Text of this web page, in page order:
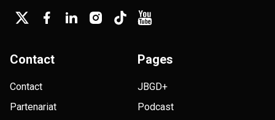
Contact
Contact
Partenariat
Pages
JBGD+
Podcast